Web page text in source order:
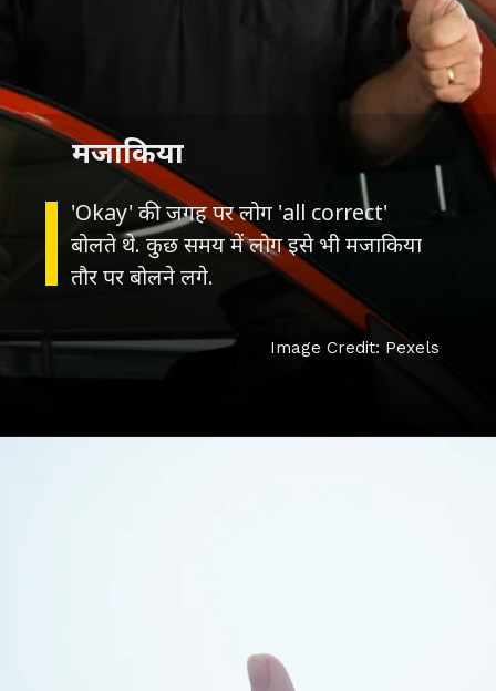
'Okay' की जगह पर लोग 'all correct'
बोलते थे. कुछ समय में लोग इसे भी मजाकिया
तौर पर बोलने लगे.
मजाकिया
Image Credit: Pexels